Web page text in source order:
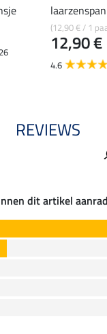
26
(12,90 € / 1
12,90 €
4.6
REVIEWS
dit artikel